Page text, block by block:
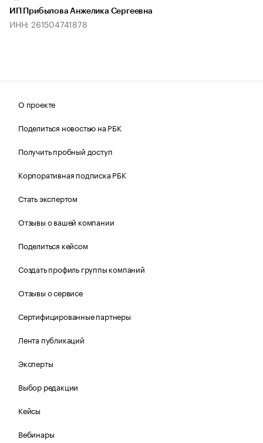
ИП Прибылова Анжелика Сергеевна
ИНН: 261504741878
О проекте
Поделиться новостью на РБК
Получить пробный доступ
Корпоративная подписка РБК
Стать экспертом
Отзывы о вашей компании
Поделиться кейсом
Создать профиль группы компаний
Отзывы о сервисе
Сертифицированные партнеры
Лента публикаций
Эксперты
Выбор редакции
Кейсы
Вебинары